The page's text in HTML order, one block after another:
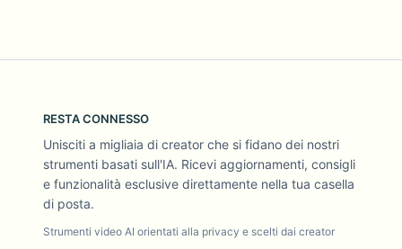
RESTA CONNESSO
Unisciti a migliaia di creator che si fidano dei nostri
strumenti basati sull'IA. Ricevi aggiornamenti, consigli
e funzionalità esclusive direttamente nella tua casella
di posta.
Strumenti video AI orientati alla privacy e scelti dai creator